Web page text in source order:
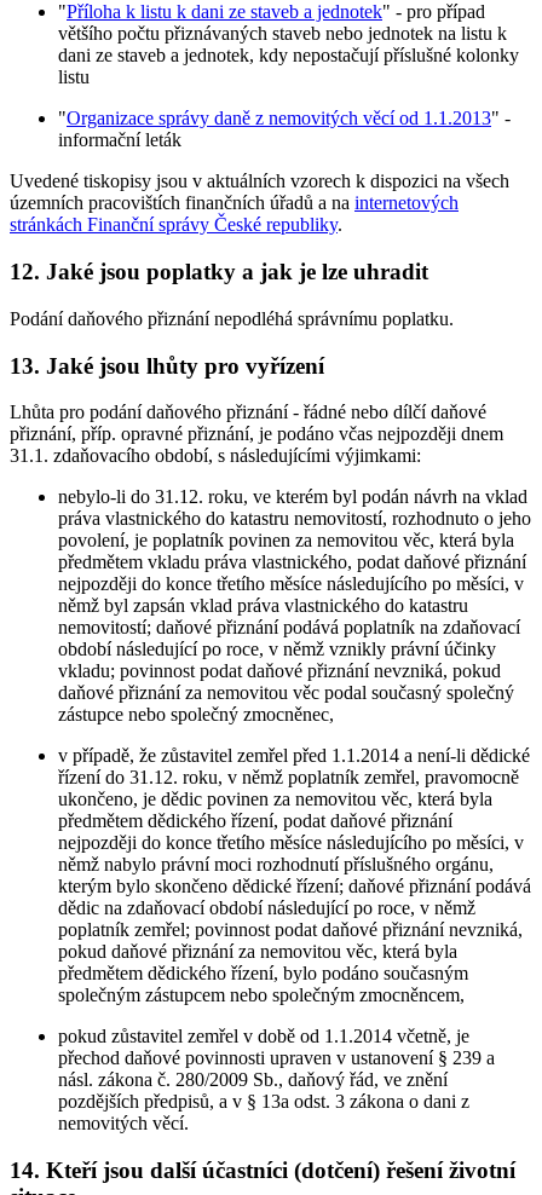
"Příloha k listu k dani ze staveb a jednotek" - pro případ
většího počtu přiznávaných staveb nebo jednotek na listu k
dani ze staveb a jednotek, kdy nepostačují příslušné kolonky
listu
"Organizace správy daně z nemovitých věcí od 1.1.2013" -
informační leták
Uvedené tiskopisy jsou v aktuálních vzorech k dispozici na všech
územních pracovištích finančních úřadů a na internetových
stránkách Finanční správy České republiky.
12. Jaké jsou poplatky a jak je lze uhradit
Podání daňového přiznání nepodléhá správnímu poplatku.
13. Jaké jsou lhůty pro vyřízení
Lhůta pro podání daňového přiznání - řádné nebo dílčí daňové
přiznání, příp. opravné přiznání, je podáno včas nejpozději dnem
31.1. zdaňovacího období, s následujícími výjimkami:
nebylo-li do 31.12. roku, ve kterém byl podán návrh na vklad
práva vlastnického do katastru nemovitostí, rozhodnuto o jeho
povolení, je poplatník povinen za nemovitou věc, která byla
předmětem vkladu práva vlastnického, podat daňové přiznání
nejpozději do konce třetího měsíce následujícího po měsíci, v
němž byl zapsán vklad práva vlastnického do katastru
nemovitostí; daňové přiznání podává poplatník na zdaňovací
období následující po roce, v němž vznikly právní účinky
vkladu; povinnost podat daňové přiznání nevzniká, pokud
daňové přiznání za nemovitou věc podal současný společný
zástupce nebo společný zmocněnec,
v případě, že zůstavitel zemřel před 1.1.2014 a není-li dědické
řízení do 31.12. roku, v němž poplatník zemřel, pravomocně
ukončeno, je dědic povinen za nemovitou věc, která byla
předmětem dědického řízení, podat daňové přiznání
nejpozději do konce třetího měsíce následujícího po měsíci, v
němž nabylo právní moci rozhodnutí příslušného orgánu,
kterým bylo skončeno dědické řízení; daňové přiznání podává
dědic na zdaňovací období následující po roce, v němž
poplatník zemřel; povinnost podat daňové přiznání nevzniká,
pokud daňové přiznání za nemovitou věc, která byla
předmětem dědického řízení, bylo podáno současným
společným zástupcem nebo společným zmocněncem,
pokud zůstavitel zemřel v době od 1.1.2014 včetně, je
přechod daňové povinnosti upraven v ustanovení § 239 a
násl. zákona č. 280/2009 Sb., daňový řád, ve znění
pozdějších předpisů, a v § 13a odst. 3 zákona o dani z
nemovitých věcí.
14. Kteří jsou další účastníci (dotčení) řešení životní